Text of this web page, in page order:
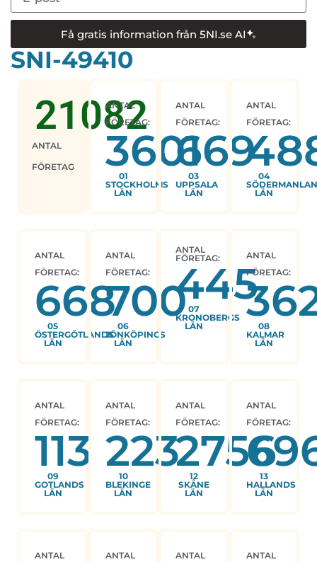
Få gratis information från 5NI.se AI
SNI-49410
ANTAL
FÖRETAG
21082
ANTAL
FÖRETAG:
3601
01
STOCKHOLMS
LÄN
ANTAL
FÖRETAG:
669
03
UPPSALA
LÄN
ANTAL
FÖRETAG:
04
LÄN
ANTAL
FÖRETAG:
668
05
ÖSTERGÖTLANDS
LÄN
ANTAL
FÖRETAG:
700
06
JÖNKÖPINGS
LÄN
ANTAL
FÖRETAG:
445
07
KRONOBERGS
LÄN
ANTAL
FÖRETAG:
08
KALMAR
LÄN
ANTAL
FÖRETAG:
113
09
GOTLANDS
LÄN
ANTAL
FÖRETAG:
223
10
BLEKINGE
LÄN
ANTAL
FÖRETAG:
2756
12
SKÅNE
LÄN
ANTAL
FÖRETAG:
13
HALLANDS
LÄN
ANTAL
ANTAL
ANTAL
ANTAL